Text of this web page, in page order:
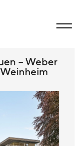
– Weber